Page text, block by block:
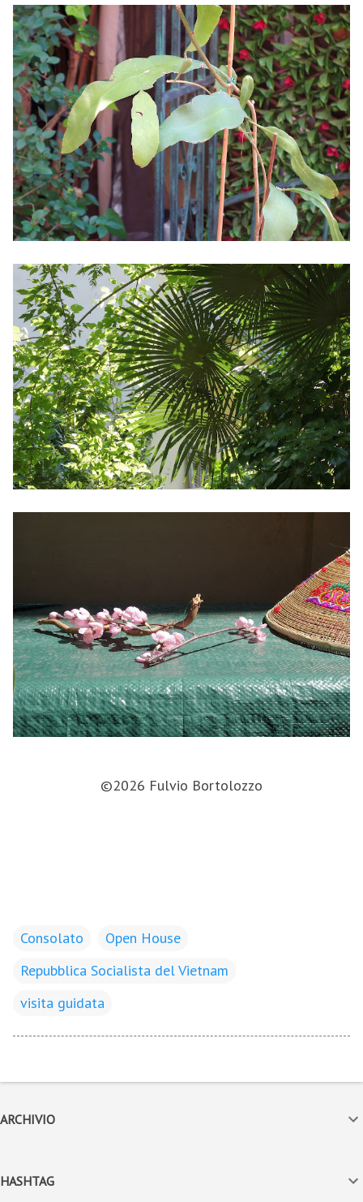
©2026 Fulvio Bortolozzo
Consolato
Open House
Repubblica Socialista del Vietnam
visita guidata
ARCHIVIO
HASHTAG